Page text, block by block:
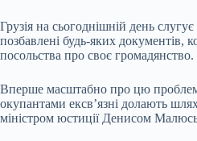
Грузія на сьогоднішній день
позбавлені будь-яких документів,
посольства про своє
Вперше масштабно про цю
окупантами ексв’язні долають
міністром юстиції Денисом